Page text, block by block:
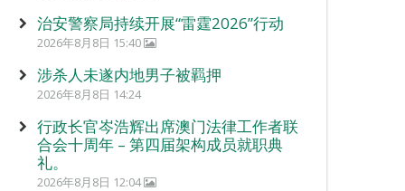
治安警察局持续开展“雷霆2026”行动
2026年8月8日 15:40
涉杀人未遂内地男子被羁押
2026年8月8日 14:24
行政长官岑浩辉出席澳门法律工作者联
合会十周年 – 第四届架构成员就职典
礼。
2026年8月8日 12:04